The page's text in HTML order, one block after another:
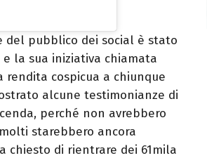
del pubblico dei social è stato
e la sua iniziativa chiamata
cospicua a chiunque
alcune testimonianze di
perché non avrebbero
starebbero ancora
chiesto di rientrare dei 61mila